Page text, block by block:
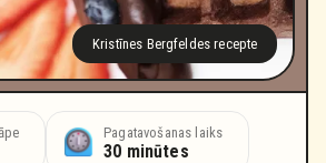
Kristīnes Bergfeldes recepte
Pagatavošanas laiks
30 minūtes